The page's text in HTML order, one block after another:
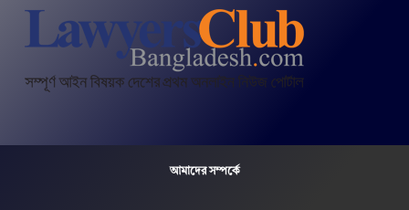
আমাদের সম্পর্কে